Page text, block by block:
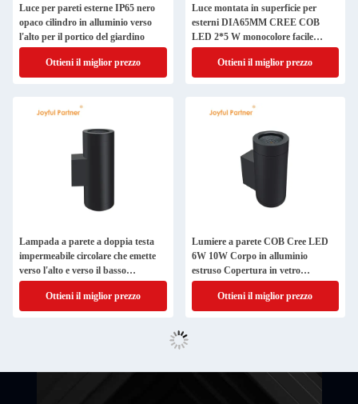
Luce per pareti esterne IP65 nero
opaco cilindro in alluminio verso
l'alto per il portico del giardino
Ottieni il miglior prezzo
Luce montata in superficie per
esterni DIA65MM CREE COB
LED 2*5 W monocolore facile
installazione per corridoio
Ottieni il miglior prezzo
Lampada a parete a doppia testa
impermeabile circolare che emette
verso l'alto e verso il basso
alloggiamento nero con lega di
alluminioOttieni il miglior prezzo
Lumiere a parete COB Cree LED
6W 10W Corpo in alluminio
estruso Copertura in vetro
temperato impermeabile DC 24V
Ottieni il miglior prezzo